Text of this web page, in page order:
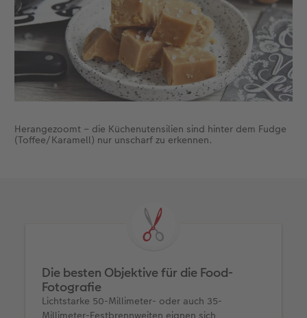
Herangezoomt – die Küchenutensilien sind hinter dem Fudge
(Toffee/Karamell) nur unscharf zu erkennen.
Die besten Objektive für die Food-
Fotografie
Lichtstarke 50-Millimeter- oder auch 35-
Millimeter-Festbrennweiten eignen sich